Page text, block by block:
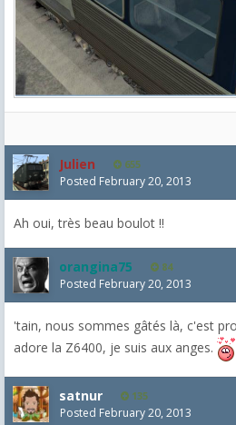
Julien 655
Posted February 20, 2013
Ah oui, très beau boulot !!
orangina75 84
Posted February 20, 2013
'tain, nous sommes gâtés là, c'est
adore la Z6400, je suis aux anges.
satnur 135
Posted February 20, 2013